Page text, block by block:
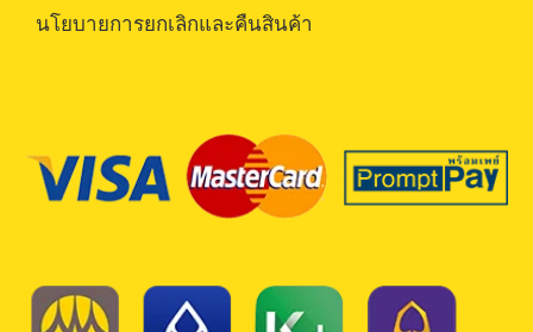
นโยบายการยกเลิกและคืนสินค้า